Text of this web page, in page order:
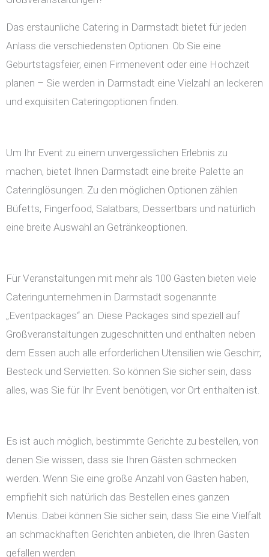
Das erstaunliche Catering in Darmstadt bietet für jeden
Anlass die verschiedensten Optionen. Ob Sie eine
Geburtstagsfeier, einen Firmenevent oder eine Hochzeit
planen – Sie werden in Darmstadt eine Vielzahl an leckeren
und exquisiten Cateringoptionen finden.
Um Ihr Event zu einem unvergesslichen Erlebnis zu
machen, bietet Ihnen Darmstadt eine breite Palette an
Cateringlösungen. Zu den möglichen Optionen zählen
Büfetts, Fingerfood, Salatbars, Dessertbars und natürlich
eine breite Auswahl an Getränkeoptionen.
Für Veranstaltungen mit mehr als 100 Gästen bieten viele
Cateringunternehmen in Darmstadt sogenannte
„Eventpackages“ an. Diese Packages sind speziell auf
Großveranstaltungen zugeschnitten und enthalten neben
dem Essen auch alle erforderlichen Utensilien wie Geschirr,
Besteck und Servietten. So können Sie sicher sein, dass
alles, was Sie für Ihr Event benötigen, vor Ort enthalten ist.
Es ist auch möglich, bestimmte Gerichte zu bestellen, von
denen Sie wissen, dass sie Ihren Gästen schmecken
werden. Wenn Sie eine große Anzahl von Gästen haben,
empfiehlt sich natürlich das Bestellen eines ganzen
Menüs. Dabei können Sie sicher sein, dass Sie eine Vielfalt
an schmackhaften Gerichten anbieten, die Ihren Gästen
gefallen werden.